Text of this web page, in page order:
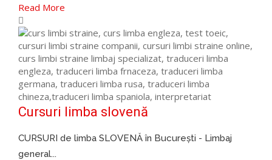
Read More
Cursuri limba slovenă
CURSURI de limba SLOVENĂ în București - Limbaj
general...